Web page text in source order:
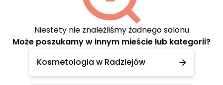
Niestety nie znaleźliśmy żadnego salonu
Może poszukamy w innym mieście lub kategorii?
Kosmetologia w Radziejów